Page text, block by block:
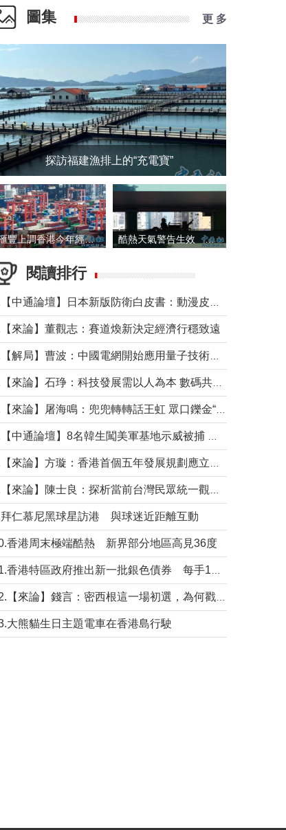
圖集 更 多
探訪福建漁排上的“充電寶”
滙豐上調香港今年經濟增長預測至4.5% 酷熱天氣警告生效 本港高溫持續至下周
閱讀排行
來論】董觀志：賽道煥新決定經濟行穩致遠
仁慕尼黑球星訪港 與球迷近距離互動
香港周末極端酷熱 新界部分地區高見36度
大熊貓生日主題電車在香港島行駛